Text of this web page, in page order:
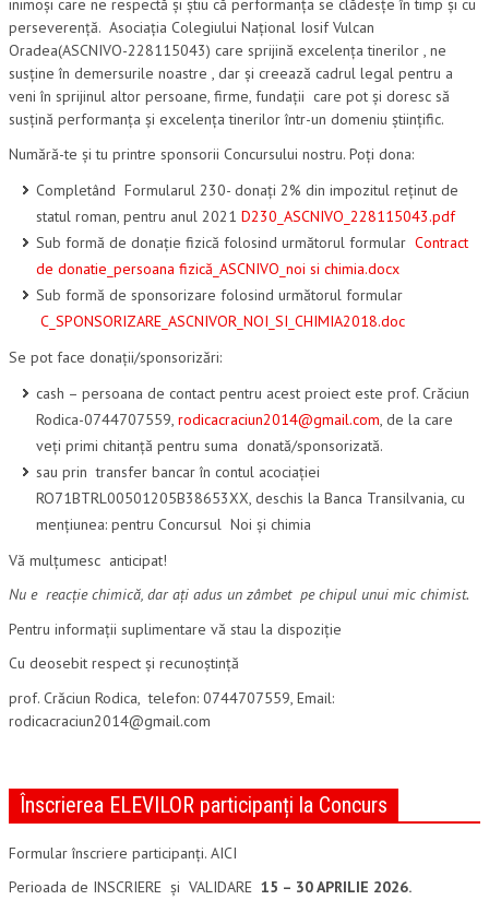
2017
2017 MAI PROBA PRACTICA CLASA A VII A
BAREM PROBA PRACTICĂ 2017
2017 MAI CLASA A VII A RO
BAREM 2017
2016 DECEMBRIE CLASA A VIII A
2016 MAI CLASA A VII A RO
2016 MAI CLASA A VII A HU
2015
2015 DECEMBRIE CLASA A VIII A HU
2015 MAI RO
2014 CLASA A VII A
2014 CLASA A VIII A
2013 CLASA A VII A
2013 CLASA A VIII A
2012
inimoși care ne respectă și știu că performanța se clădesțe în timp și cu
perseverență. Asociația Colegiului Național Iosif Vulcan
Oradea(ASCNIVO-228115043) care sprijină excelența tinerilor , ne
susține în demersurile noastre , dar și creează cadrul legal pentru a
veni în sprijinul altor persoane, firme, fundații care pot și doresc să
susțină performanța și excelența tinerilor într-un domeniu științific.
Numără-te și tu printre sponsorii Concursului nostru. Poți dona:
Completând Formularul 230- donați 2% din impozitul reținut de
statul roman, pentru anul 2021 D230_ASCNIVO_228115043.pdf
Sub formă de donație fizică folosind următorul formular Contract
de donatie_persoana fizică_ASCNIVO_noi si chimia.docx
Sub formă de sponsorizare folosind următorul formular
C_SPONSORIZARE_ASCNIVOR_NOI_SI_CHIMIA2018.doc
Se pot face donații/sponsorizări:
cash – persoana de contact pentru acest proiect este prof. Crăciun
Rodica-0744707559, rodicacraciun2014@gmail.com, de la care
veți primi chitanță pentru suma donată/sponsorizată.
sau prin transfer bancar în contul acociației
RO71BTRL00501205B38653XX, deschis la Banca Transilvania, cu
mențiunea: pentru Concursul Noi și chimia
Vă mulțumesc anticipat!
Nu e reacție chimică, dar ați adus un zâmbet pe chipul unui mic chimist.
Pentru informații suplimentare vă stau la dispoziție
Cu deosebit respect și recunoștință
prof. Crăciun Rodica, telefon: 0744707559, Email:
rodicacraciun2014@gmail.com
Înscrierea ELEVILOR participanți la Concurs
Formular înscriere participanți. AICI
Perioada de INSCRIERE și VALIDARE 15 – 30 APRILIE 2026.